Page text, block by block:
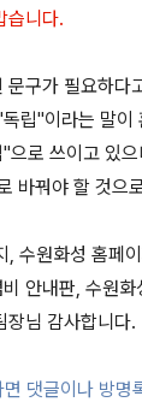
습니다.
구가 필요하다
립"이라는 말이
으로 쓰이고 있
바꿔야 할 것으
, 수원화성 홈페
안내판, 수원
장님 감사합니다.
댓글이나 방명